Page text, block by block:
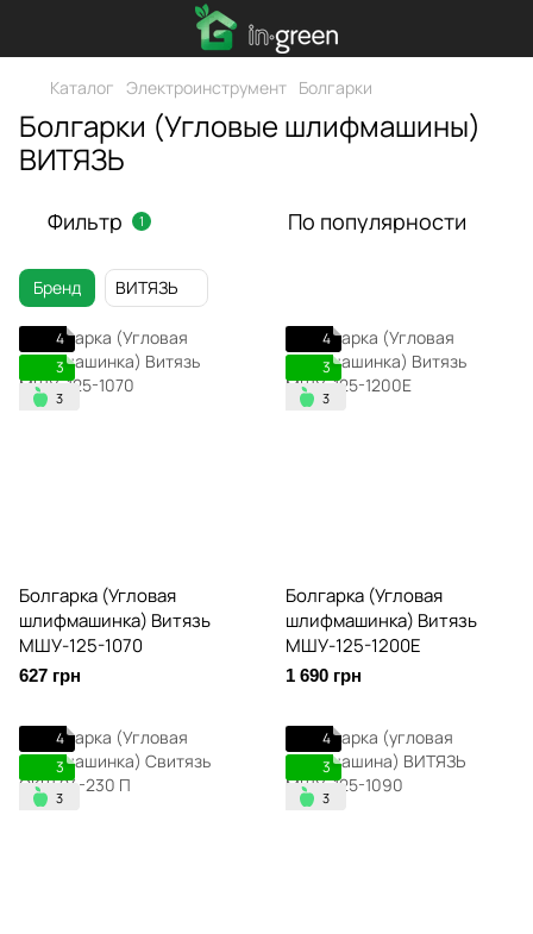
Каталог Электроинструмент Болгарки
Болгарки (Угловые шлифмашины)
ВИТЯЗЬ
Фильтр 1 По популярности
Бренд ВИТЯЗЬ
4
3
Болгарка (Угловая
шлифмашинка) Витязь
МШУ-125-1070
627 грн
4
3
Болгарка (Угловая
шлифмашинка) Витязь
МШУ-125-1200Е
1 690 грн
4
3
4
3